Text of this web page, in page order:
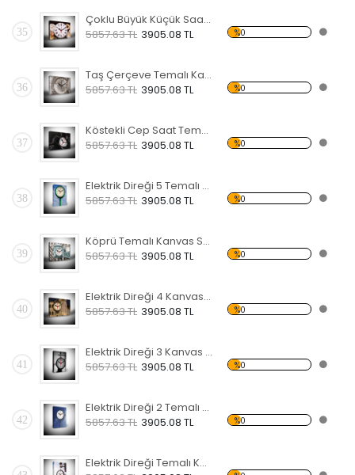
35
Çoklu Büyük Küçük Saat Temalı Kanvas Saat
5857.63 TL 3905.08 TL %0
36
Taş Çerçeve Temalı Kanvas Saat
5857.63 TL 3905.08 TL %0
37
Köstekli Cep Saat Temalı Kanvas Saat
5857.63 TL 3905.08 TL %0
38
Elektrik Direği 5 Temalı Kanvas Saat
5857.63 TL 3905.08 TL %0
39
Köprü Temalı Kanvas Saat
5857.63 TL 3905.08 TL %0
40
Elektrik Direği 4 Kanvas Saat
5857.63 TL 3905.08 TL %0
41
Elektrik Direği 3 Kanvas Saat
5857.63 TL 3905.08 TL %0
42
Elektrik Direği 2 Temalı Kanvas Saat
5857.63 TL 3905.08 TL %0
Elektrik Direği Temalı Kanvas Saat